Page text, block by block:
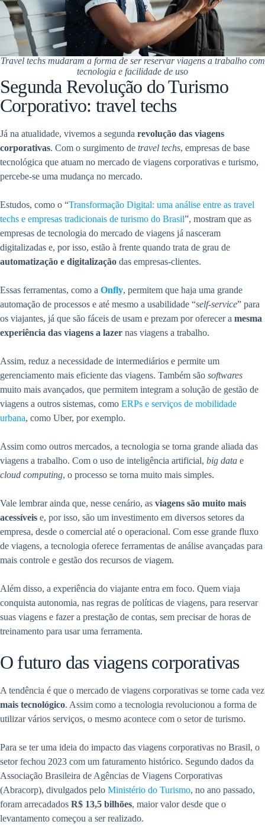
Travel techs mudaram a forma de ser reservar viagens a trabalho com
tecnologia e facilidade de uso
Segunda Revolução do Turismo
Corporativo: travel techs
Já na atualidade, vivemos a segunda revolução das viagens
corporativas. Com o surgimento de travel techs, empresas de base
tecnológica que atuam no mercado de viagens corporativas e turismo,
percebe-se uma mudança no mercado.
Estudos, como o “Transformação Digital: uma análise entre as travel
techs e empresas tradicionais de turismo do Brasil”, mostram que as
empresas de tecnologia do mercado de viagens já nasceram
digitalizadas e, por isso, estão à frente quando trata de grau de
automatização e digitalização das empresas-clientes.
Essas ferramentas, como a Onfly, permitem que haja uma grande
automação de processos e até mesmo a usabilidade “self-service” para
os viajantes, já que são fáceis de usam e prezam por oferecer a mesma
experiência das viagens a lazer nas viagens a trabalho.
Assim, reduz a necessidade de intermediários e permite um
gerenciamento mais eficiente das viagens. Também são softwares
muito mais avançados, que permitem integram a solução de gestão de
viagens a outros sistemas, como ERPs e serviços de mobilidade
urbana, como Uber, por exemplo.
Assim como outros mercados, a tecnologia se torna grande aliada das
viagens a trabalho. Com o uso de inteligência artificial, big data e
cloud computing, o processo se torna muito mais simples.
Vale lembrar ainda que, nesse cenário, as viagens são muito mais
acessíveis e, por isso, são um investimento em diversos setores da
empresa, desde o comercial até o operacional. Com esse grande fluxo
de viagens, a tecnologia oferece ferramentas de análise avançadas para
mais controle e gestão dos recursos de viagem.
Além disso, a experiência do viajante entra em foco. Quem viaja
conquista autonomia, nas regras de políticas de viagens, para reservar
suas viagens e fazer a prestação de contas, sem precisar de horas de
treinamento para usar uma ferramenta.
O futuro das viagens corporativas
A tendência é que o mercado de viagens corporativas se torne cada vez
mais tecnológico. Assim como a tecnologia revolucionou a forma de
utilizar vários serviços, o mesmo acontece com o setor de turismo.
Para se ter uma ideia do impacto das viagens corporativas no Brasil, o
setor fechou 2023 com um faturamento histórico. Segundo dados da
Associação Brasileira de Agências de Viagens Corporativas
(Abracorp), divulgados pelo Ministério do Turismo, no ano passado,
foram arrecadados R$ 13,5 bilhões, maior valor desde que o
levantamento começou a ser realizado.